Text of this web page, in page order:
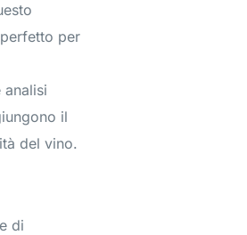
per
il
del vino.
di